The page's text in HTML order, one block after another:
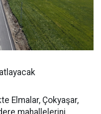
Elmalar, Çokyaşar,